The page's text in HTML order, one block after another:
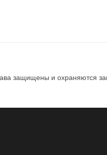
защищены и охраняются